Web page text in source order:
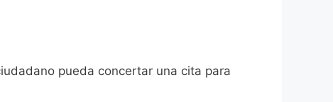
pueda concertar una cita para